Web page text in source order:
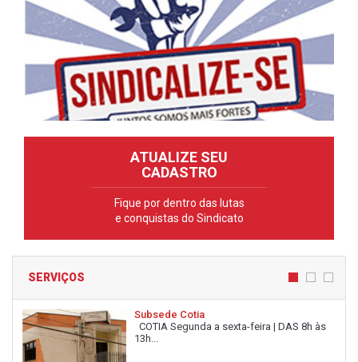
ATUALIZE SEU
CADASTRO
Fique por dentro das lutas
e conquistas do Sindicato
SERVIÇOS
Subsede Cotia
COTIA Segunda a sexta-feira | DAS 8h às
13h...